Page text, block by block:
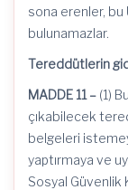
sona erenler, bu
bulunamazlar.
Tereddütlerin
MADDE 11 – (1)
çıkabilecek
belgeleri
yaptırmaya ve
Sosyal Güvenlik